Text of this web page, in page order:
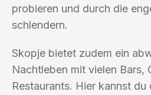
probieren und durch die
schlendern.
Skopje bietet zudem ein
Nachtleben mit vielen Bars,
Restaurants. Hier kannst du